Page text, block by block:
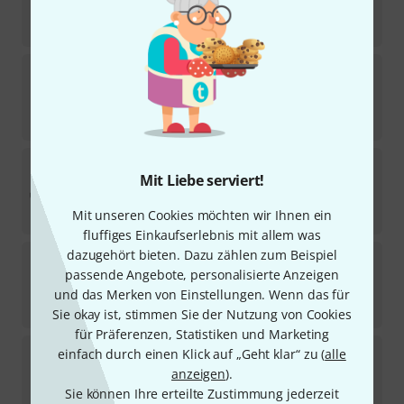
Mit Liebe serviert!
Mit unseren Cookies möchten wir Ihnen ein
fluffiges Einkaufserlebnis mit allem was
dazugehört bieten. Dazu zählen zum Beispiel
passende Angebote, personalisierte Anzeigen
und das Merken von Einstellungen. Wenn das für
Sie okay ist, stimmen Sie der Nutzung von Cookies
für Präferenzen, Statistiken und Marketing
einfach durch einen Klick auf „Geht klar“ zu (alle
anzeigen).
Sie können Ihre erteilte Zustimmung jederzeit
In ca. einer Woche lieferbar
€
Rockstand Wheel Set With Brakes
Sofort lieferbar
17
15,90 €
RockstandElectric Guitar / Bass Set
1
Sofort lieferbar
31€
RockstandWood A-Frame Stand Rustic Oak
5
Sofort lieferbar